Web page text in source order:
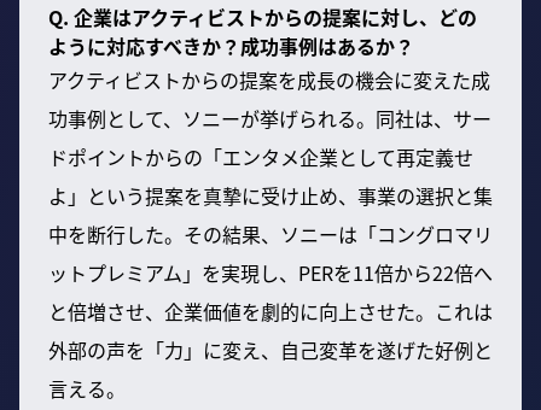
Q. 企業はアクティビストからの提案に対し、どの
ように対応すべきか？成功事例はあるか？
アクティビストからの提案を成長の機会に変えた成
功事例として、ソニーが挙げられる。同社は、サー
ドポイントからの「エンタメ企業として再定義せ
よ」という提案を真摯に受け止め、事業の選択と集
中を断行した。その結果、ソニーは「コングロマリ
ットプレミアム」を実現し、PERを11倍から22倍へ
と倍増させ、企業価値を劇的に向上させた。これは
外部の声を「力」に変え、自己変革を遂げた好例と
言える。